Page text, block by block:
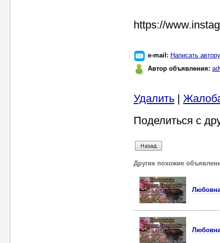
https://
e-mail: Написать автору
Автор объявления:
Удалить |
Поделиться с
Другие похожие